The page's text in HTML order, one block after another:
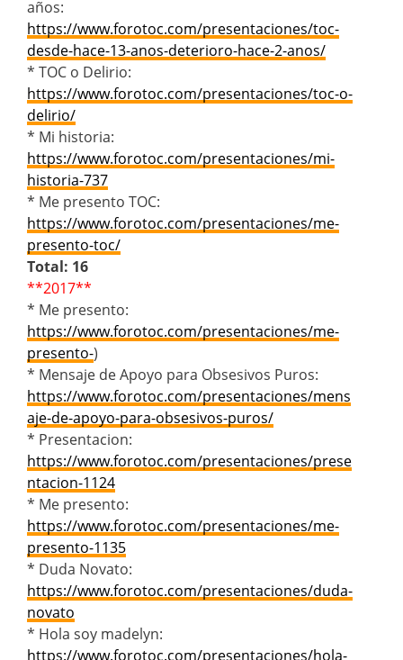
años:
https://www.forotoc.com/presentaciones/toc-
desde-hace-13-anos-deterioro-hace-2-anos/
* TOC o Delirio:
https://www.forotoc.com/presentaciones/toc-o-
delirio/
* Mi historia:
https://www.forotoc.com/presentaciones/mi-
historia-737
* Me presento TOC:
https://www.forotoc.com/presentaciones/me-
presento-toc/
Total: 16
**2017**
* Me presento:
https://www.forotoc.com/presentaciones/me-
presento-)
* Mensaje de Apoyo para Obsesivos Puros:
https://www.forotoc.com/presentaciones/mens
aje-de-apoyo-para-obsesivos-puros/
* Presentacion:
https://www.forotoc.com/presentaciones/prese
ntacion-1124
* Me presento:
https://www.forotoc.com/presentaciones/me-
presento-1135
* Duda Novato:
https://www.forotoc.com/presentaciones/duda-
novato
* Hola soy madelyn:
https://www.forotoc.com/presentaciones/hola-